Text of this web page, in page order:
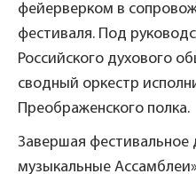
фейерверком в
фестиваля. Под
Российского духового
сводный оркестр
Преображенского полка.
Завершая фестивальное
музыкальные